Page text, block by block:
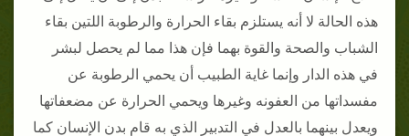
هذه الحالة لا أنه يستلزم بقاء الحرارة والرطوبة اللتين بقاء
الشباب والصحة والقوة بهما فإن هذا مما لم يحصل لبشر
في هذه الدار وإنما غاية الطبيب أن يحمي الرطوبة عن
مفسداتها من العفونه وغيرها ويحمي الحرارة عن مضعفاتها
ويعدل بينهما بالعدل في التدبير الذي به قام بدن الإنسان كما